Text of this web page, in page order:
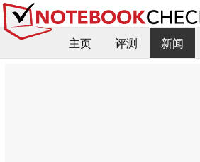
主页 评测
新闻